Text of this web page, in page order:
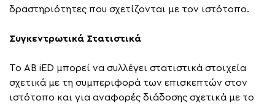
δραστηριότητες που σχετίζονται με τον ιστότοπο.
Συγκεντρωτικά Στατιστικά
Το AB iED μπορεί να συλλέγει στατιστικά στοιχεία
σχετικά με τη συμπεριφορά των επισκεπτών στον
ιστότοπο και για αναφορές διάδοσης σχετικά με το